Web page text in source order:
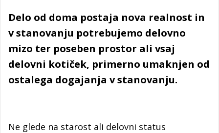
Delo od doma postaja nova realnost in
v stanovanju potrebujemo delovno
mizo ter poseben prostor ali vsaj
delovni kotiček, primerno umaknjen od
ostalega dogajanja v stanovanju.
Ne glede na starost ali delovni status